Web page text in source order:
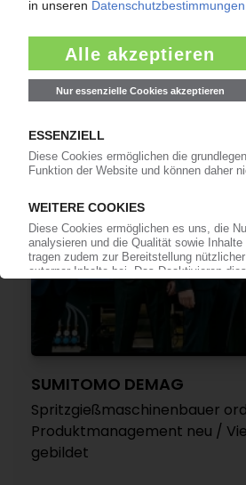
SUMITOMO DEMAG
Produktionskapazität in China
Elektromobilität treibt
SUMITOMO DEMAG
Spritzgießmaschinenbauer
Produktmanagement neu /
gebildet